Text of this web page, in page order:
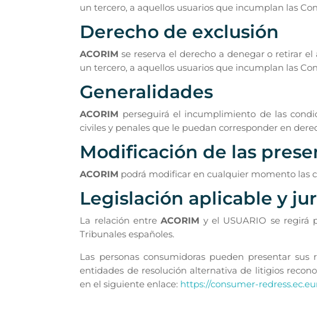
un tercero, a aquellos usuarios que incumplan las
Derecho de exclusión
ACORIMse reserva el derecho a denegar o retirar
un tercero, a aquellos usuarios que incumplan las
Generalidades
ACORIM perseguirá el incumplimiento de las
civiles y penales que le puedan corresponder en
Modificación de las
ACORIM podrá modificar en cualquier momento las
Legislación aplicable y
La relación entreACORIM y el USUARIO se regirá
Tribunales españoles.
Las personas consumidoras pueden presentar
entidades de resolución alternativa de litigios
en el siguiente enlace: https://consumer-